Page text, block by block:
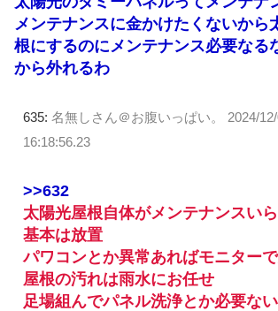
メンテナンスに金かけたくないから
根にするのにメンテナンス必要なる
から外れるわ
635: 名無しさん＠お腹いっぱい。
2024/
16:18:56.23
>>632
太陽光屋根自体がメンテナンスい
基本は放置
パワコンとか異常あればモニター
屋根の汚れは雨水にお任せ
足場組んでパネル洗浄とか必要ない